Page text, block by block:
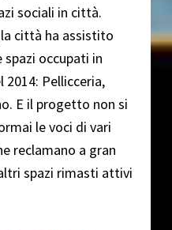
sociali in città.
città ha assistito
occupati in
Pellicceria,
E il progetto non si
le voci di vari
reclamano a gran
spazi rimasti attivi